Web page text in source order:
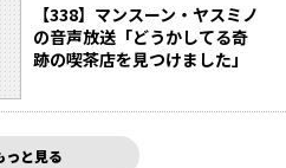
【338】マンスーン・ヤスミノ
の音声放送「どうかしてる奇
跡の喫茶店を見つけました」
っと見る